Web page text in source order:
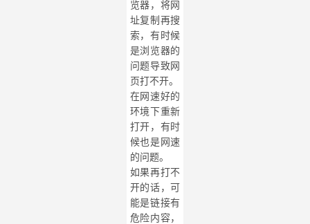
览器，将网
址复制再搜
索，有时候
是浏览器的
问题导致网
页打不开。
在网速好的
环境下重新
打开，有时
候也是网速
的问题。
如果再打不
开的话，可
能是链接有
危险内容，